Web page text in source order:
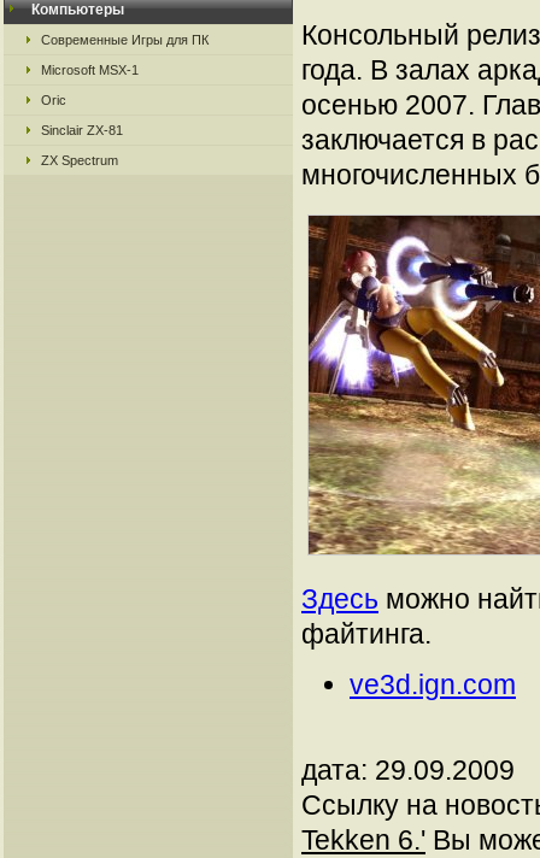
Компьютеры
Современные Игры для ПК
Microsoft MSX-1
Oric
Sinclair ZX-81
ZX Spectrum
Консольный
года. В залах
осенью 2007.
заключается в
многочисленных
Здесь можно
файтинга.
ve3d.ign.com
дата: 29.09.2009
Ссылку на
Tekken 6.' Вы